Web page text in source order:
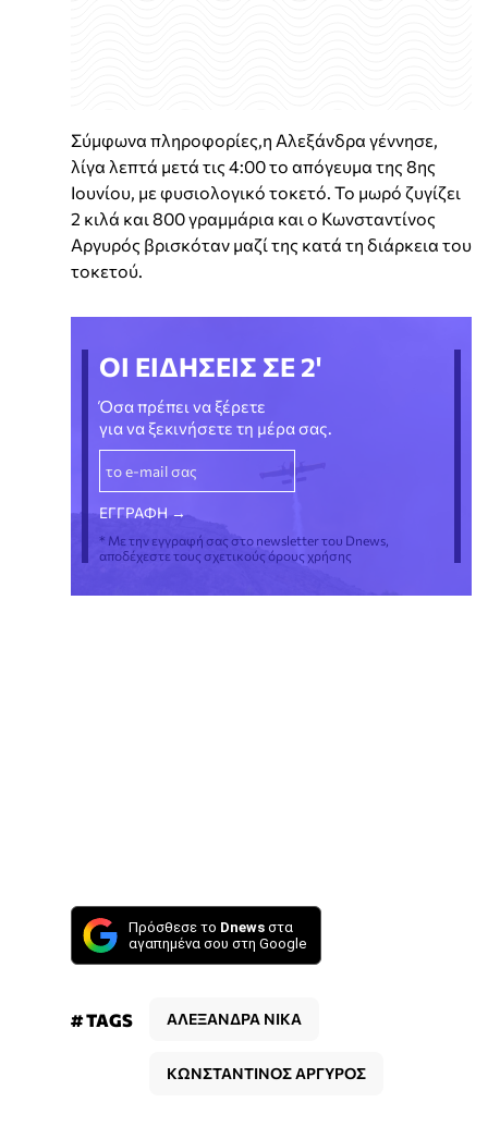
Σύμφωνα πληροφορίες,η Αλεξάνδρα γέννησε,
λίγα λεπτά μετά τις 4:00 το απόγευμα της 8ης
Ιουνίου, με φυσιολογικό τοκετό. Το μωρό ζυγίζει
2 κιλά και 800 γραμμάρια και ο Κωνσταντίνος
Αργυρός βρισκόταν μαζί της κατά τη διάρκεια του
τοκετού.
ΟΙ ΕΙΔΗΣΕΙΣ ΣΕ 2'
Όσα πρέπει να ξέρετε
για να ξεκινήσετε τη μέρα σας.
* Με την εγγραφή σας στο newsletter του Dnews,
αποδέχεστε τους σχετικούς όρους χρήσης
Πρόσθεσε το Dnews στα
αγαπημένα σου στη Google
# TAGS ΑΛΕΞΑΝΔΡΑ ΝΙΚΑ
ΚΩΝΣΤΑΝΤΙΝΟΣ ΑΡΓΥΡΟΣ